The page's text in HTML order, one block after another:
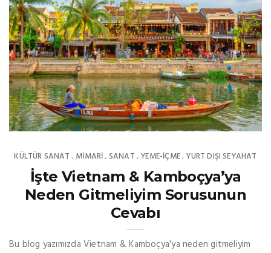
KÜLTÜR SANAT , MIMARI, SANAT , YEME-İÇME, YURT DIŞI SEYAHAT
İşte Vietnam & Kamboçya’ya
Neden Gitmeliyim Sorusunun
Cevabı
Bu blog yazımızda Vietnam & Kamboçya'ya neden gitmeliyim